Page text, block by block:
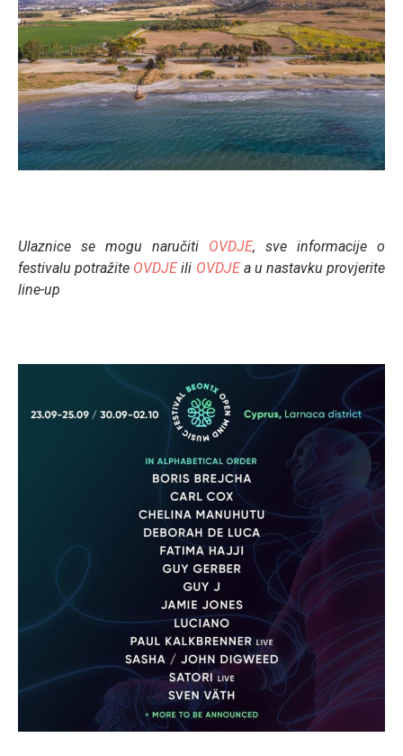
Ulaznice se mogu naručiti OVDJE, sve informacije o
festivalu potražite OVDJEili OVDJEa u nastavku provjerite
line-up